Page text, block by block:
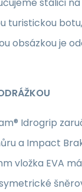
turistickou
obsázkou je
Idrogrip
a Impact
vložka EVA